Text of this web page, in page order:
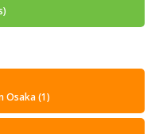
Osaka (1)